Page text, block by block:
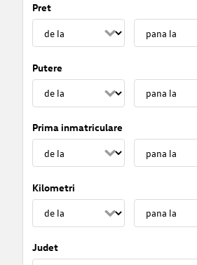
Pret
Putere
Prima inmatriculare
Kilometri
Judet